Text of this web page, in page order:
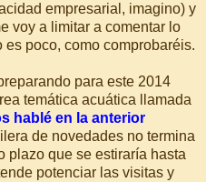
empresarial, imagino) y
voy a limitar a comentar lo
poco, como comprobaréis.
para este 2014
temática acuática llamada
hablé en la anterior
de novedades no termina
plazo que se estiraría hasta
potenciar las visitas y